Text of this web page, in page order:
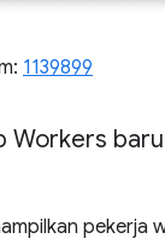
1139899
Workers
pekerja